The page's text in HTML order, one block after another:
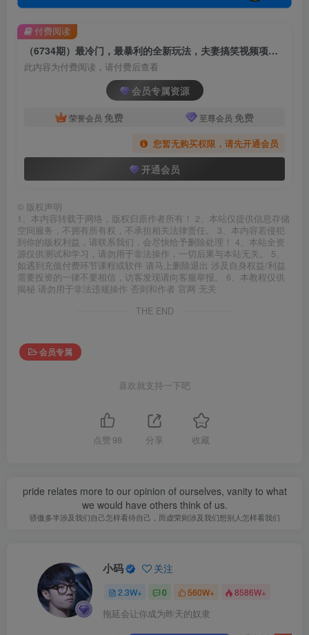
（6734期）最冷门，最暴利的全新玩法，夫妻搞笑视频项目，虚拟资源一月变现10w+
此内容为付费阅读，请付费后查看
会员专属资源
荣誉会员 免费 至尊会员 免费
您暂无购买权限，请先开通会员
开通会员
付费阅读
© 版权声明
1、本内容转载于网络，版权归原作者所有！ 2、本站仅提供信息存储
空间服务，不拥有所有权，不承担相关法律责任。 3、本内容若侵犯
到你的版权利益，请联系我们，会尽快给予删除处理！ 4、本站全资
源仅供测试和学习，请勿用于非法操作，一切后果与本站无关。 5、
如遇到充值付费环节课程或软件 请马上删除退出 涉及自身权益/利益
需要投资的一律不要相信，访客发现请向客服举报。 6、本教程仅供
揭秘 请勿用于非法违规操作 否则和作者 官网 无关
THE END
会员专属
喜欢就支持一下吧
点赞 98 分享 收藏
pride relates more to our opinion of ourselves, vanity to what
we would have others think of us.
骄傲多半涉及我们自己怎样看待自己，而虚荣则涉及我们想别人怎样看我们
小码 关注
2.3W+ 0 560W+ 8586W+
拖延会让你成为昨天的奴隶